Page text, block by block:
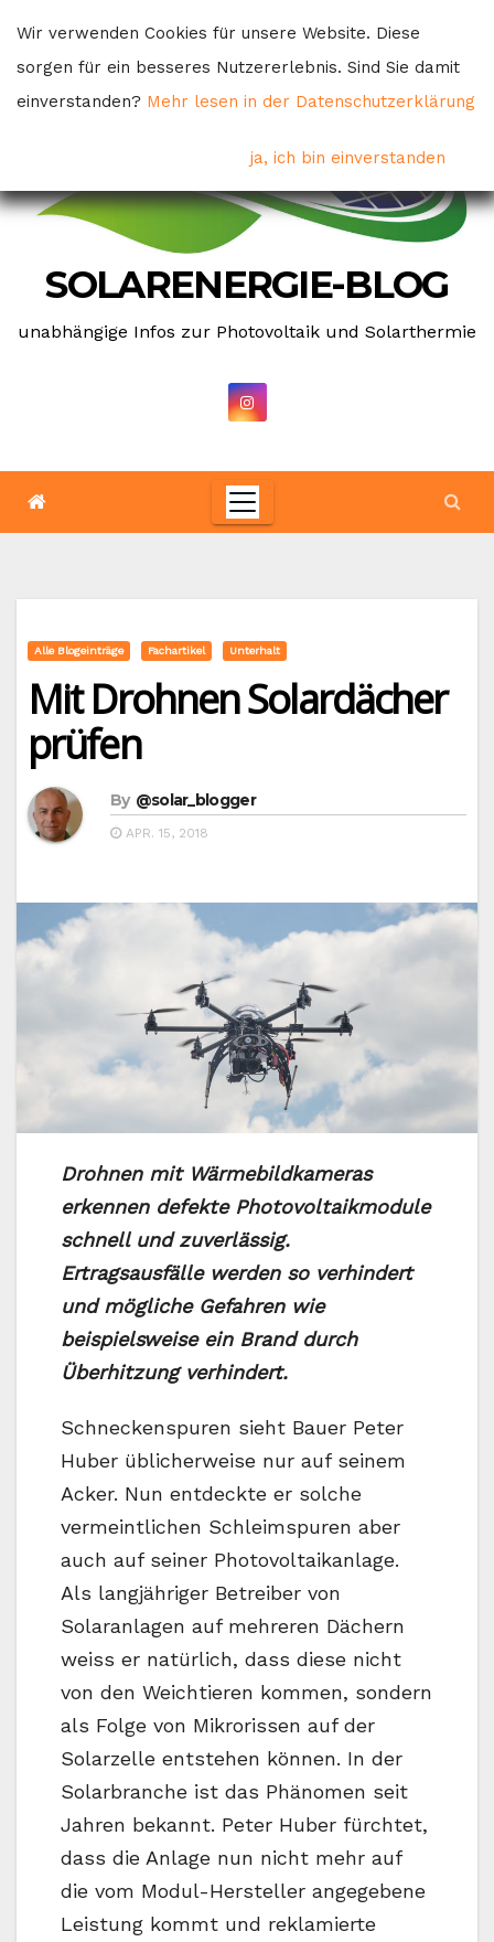
content
SOLARENERGIE-BLOG
unabhängige Infos zur Photovoltaik und Solarthermie
Alle Blogeinträge Fachartikel Unterhalt
Mit Drohnen Solardächer
prüfen
By @solar_blogger
APR. 15, 2018
Drohnen mit Wärmebildkameras
erkennen defekte Photovoltaikmodule
schnell und zuverlässig.
Ertragsausfälle werden so verhindert
und mögliche Gefahren wie
beispielsweise ein Brand durch
Überhitzung verhindert.
Schneckenspuren sieht Bauer Peter
Huber üblicherweise nur auf seinem
Acker. Nun entdeckte er solche
vermeintlichen Schleimspuren aber
auch auf seiner Photovoltaikanlage.
Als langjähriger Betreiber von
Solaranlagen auf mehreren Dächern
weiss er natürlich, dass diese nicht
von den Weichtieren kommen, sondern
als Folge von Mikrorissen auf der
Solarzelle entstehen können. In der
Solarbranche ist das Phänomen seit
Jahren bekannt. Peter Huber fürchtet,
dass die Anlage nun nicht mehr auf
die vom Modul-Hersteller angegebene
Leistung kommt und reklamierte
Wir verwenden Cookies für unsere Website. Diese
sorgen für ein besseres Nutzererlebnis. Sind Sie damit
einverstanden? Mehr lesen in der Datenschutzerklärung
ja, ich bin einverstanden